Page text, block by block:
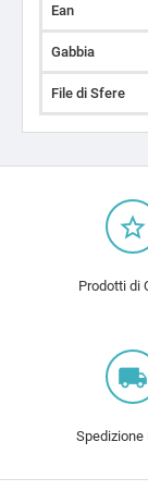
Ean
Gabbia
File di Sfere
star_border
Prodotti di
local_shipping
Spedizione